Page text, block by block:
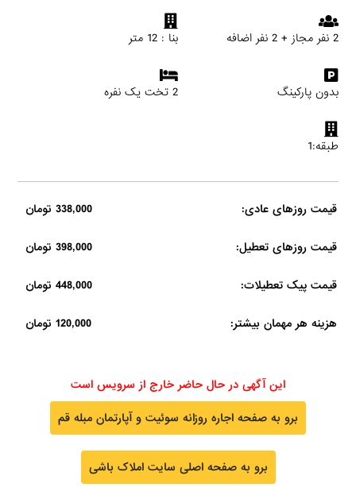
2 نفر مجاز + 2 نفر اضافه بنا : 12 متر
بدون پارکینگ 2 تخت یک نفره
طبقه:1
قیمت روزهای عادی: 338,000 تومان
قیمت روزهای تعطیل: 398,000 تومان
قیمت پیک تعطیلات: 448,000 تومان
هزینه هر مهمان بیشتر: 120,000 تومان
این آگهی در حال حاضر خارج از سرویس است
برو به صفحه اجاره روزانه سوئیت و آپارتمان مبله قم
برو به صفحه اصلی سایت املاک باشی